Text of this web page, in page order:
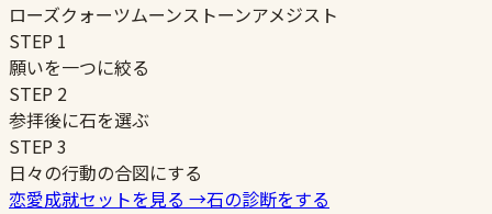
ローズクォーツムーンストーンアメジスト
STEP 1
願いを一つに絞る
STEP 2
参拝後に石を選ぶ
STEP3
日々の行動の合図にする
恋愛成就セットを見る →石の診断をする